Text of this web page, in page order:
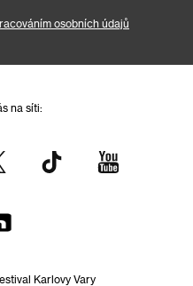
osobních údajů
na síti:
Karlovy Vary